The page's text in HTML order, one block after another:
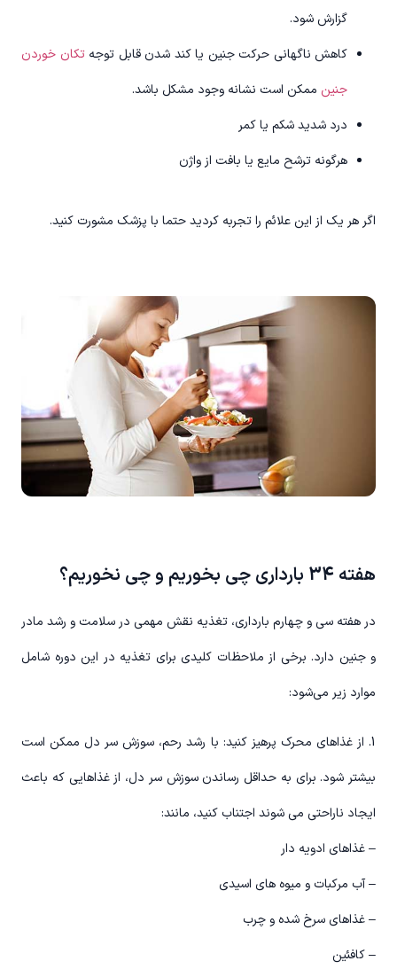
گزارش شود.
کاهش ناگهانی حرکت جنین یا کند شدن قابل توجهتکان خوردن
جنین ممکن است نشانه وجود مشکل باشد.
درد شدید شکم یا کمر
هر‌گونه ترشح مایع یا بافت از واژن
اگر هر یک از این علائم را تجربه کردید حتما با پزشک مشورت کنید.
هفته 34 بارداری چی بخوریم و چی نخوریم؟
در هفته سی و چهارم بارداری، تغذیه نقش مهمی در سلامت و رشد مادر
و جنین دارد. برخی از ملاحظات کلیدی برای تغذیه در این دوره شامل
موارد زیر می‌شود:
1. از غذاهای محرک پرهیز کنید: با رشد رحم، سوزش سر دل ممکن است
بیشتر شود. برای به حداقل رساندن سوزش سر دل، از غذاهایی که باعث
ایجاد ناراحتی می شوند اجتناب کنید، مانند:
– غذاهای ادویه دار
– آب مرکبات و میوه های اسیدی
– غذاهای سرخ شده و چرب
– کافئین